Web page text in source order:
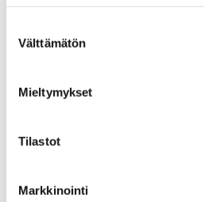
valinta
Välttämätön
Mieltymykset
Tilastot
Markkinointi
[Mm]